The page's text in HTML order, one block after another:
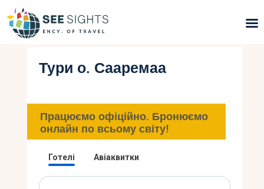
Пошук турів
Типи Турів
Країни
Інфо
Тури о. Сааремаа
Працюємо офіційно. Бронюємо
онлайн по всьому світу!